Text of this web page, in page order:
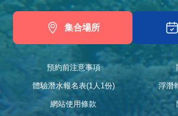
集合場所
預約前注意事項
體驗潛水報名表(1人1份) 浮潛
網站使用條款